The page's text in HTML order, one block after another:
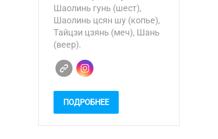
Шаолинь гунь (шест),
Шаолинь цсян шу (копье),
Тайцзи цзянь (меч), Шань
(веер).
ПОДРОБНЕЕ